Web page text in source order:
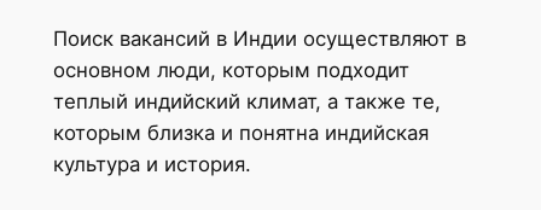
Поиск вакансий в Индии осуществляют в
основном люди, которым подходит
теплый индийский климат, а также те,
которым близка и понятна индийская
культура и история.